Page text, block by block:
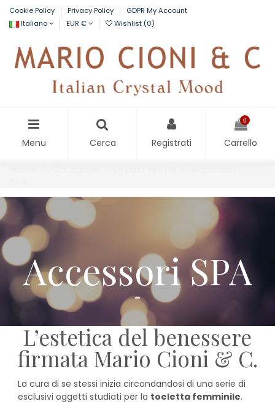
Cookie Policy Privacy Policy
GDPR My Account
Italiano
EUR € Wishlist (0)
Menu Cerca Registrati
0
Carrello
Accessori SPA
L’estetica del benessere
firmata Mario Cioni & C.
La cura di se stessi inizia circondandosi di una serie di
esclusivi oggetti studiati per la toeletta femminile.